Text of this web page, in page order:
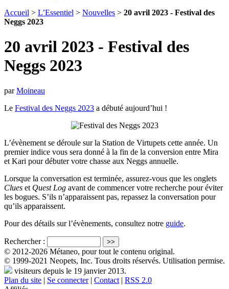
Accueil > L’Essentiel > Nouvelles > 20 avril 2023 - Festival des
Neggs 2023
20 avril 2023 - Festival des
Neggs 2023
parMoineau
Le Festival des Neggs 2023 a débuté aujourd’hui !
L’évènement se déroule sur la Station de Virtupets cette année. Un
premier indice vous sera donné à la fin de la conversion entre Mira
et Kari pour débuter votre chasse aux Neggs annuelle.
Lorsque la conversation est terminée, assurez-vous que les onglets
Clues et Quest Log avant de commencer votre recherche pour éviter
les bogues. S’ils n’apparaissent pas, repassez la conversation pour
qu’ils apparaissent.
Pour des détails sur l’évènements, consultez notre guide.
Rechercher :
© 2012-2026 Métaneo, pour tout le contenu original.
© 1999-2021 Neopets, Inc. Tous droits réservés. Utilisation permise.
visiteurs depuis le 19 janvier 2013.
Plan du site | Se connecter| Contact | RSS 2.0